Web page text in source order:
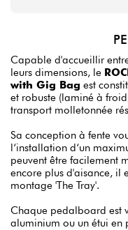
Capable d'accueillir
leurs dimensions, le
with Gig Bag est
et robuste (laminé à
transport molletonnée
Sa conception à fente
l‘installation d‘un
peuvent être facilement
encore plus d'aisance, il
montage 'The Tray'.
Chaque pedalboard est
aluminium ou un étui en